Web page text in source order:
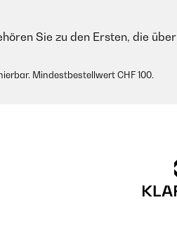
Sie zu den Ersten, die über
Mindestbestellwert CHF 100.